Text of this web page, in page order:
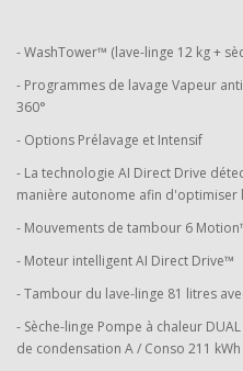
- WashTower™ (lave-linge 12 kg +
- Programmes de lavage Vapeur
360°
- Options Prélavage et Intensif
- La technologie AI Direct Drive
manière autonome afin d'optimiser
- Mouvements de tambour 6
- Moteur intelligent AI Direct Drive™
- Tambour du lave-linge 81 litres
- Sèche-linge Pompe à chaleur
de condensation A / Conso 211